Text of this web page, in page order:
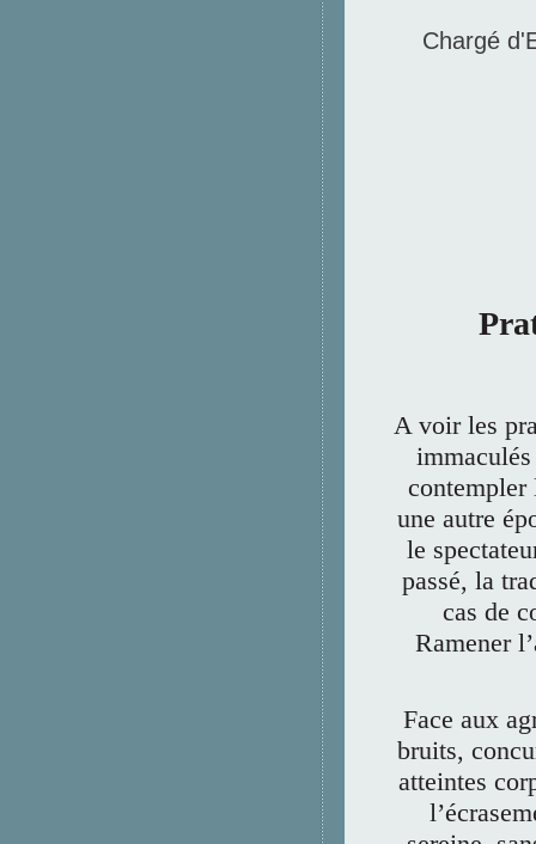
Chargé
A voir les
contempler
une autre
le
passé, la
cas de
Ramener
Face aux
bruits,
atteintes